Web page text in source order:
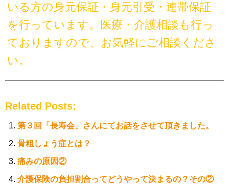
いる方の身元保証・身元引受・連帯保証
を行っています。医療・介護相談も行っ
ておりますので、お気軽にご相談くださ
い。
Related Posts:
第３回「長寿会」さんにてお話をさせて頂きました。
骨粗しょう症とは？
痛みの原因②
介護保険の負担割合ってどうやって決まるの？その②